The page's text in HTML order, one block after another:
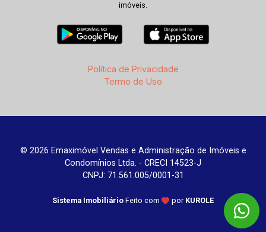
imóveis.
Política de Privacidade
Termo de Uso
© 2026 Emaximóvel Vendas e Administração de Imóveis e
Condomínios Ltda. - CRECI 14523-J
CNPJ: 71.561.005/0001-31
Sistema Imobiliário Feito com por KUROLE